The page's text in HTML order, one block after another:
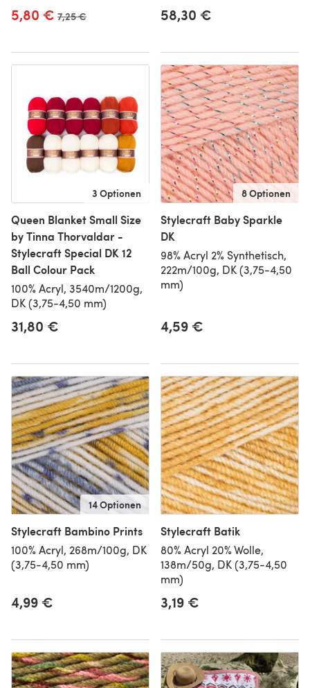
5,80 € Alter Preis
7,25 € 58,30 €
3 Optionen
Queen Blanket Small Size
by Tinna Thorvaldar -
Stylecraft Special DK 12
Ball Colour Pack
100% Acryl, 3540m/1200g,
DK (3,75-4,50 mm)
31,80 €
8 Optionen
Stylecraft Baby Sparkle
DK
98% Acryl 2% Synthetisch,
222m/100g, DK (3,75-4,50
mm)
4,59 €
14 Optionen
Stylecraft Bambino Prints
100% Acryl, 268m/100g, DK
(3,75-4,50 mm)
4,99 €
Stylecraft Batik
80% Acryl 20% Wolle,
138m/50g, DK (3,75-4,50
mm)
3,19 €